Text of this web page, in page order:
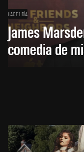
HACE 1 DÍA
James
comedia de